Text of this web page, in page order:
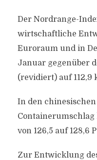
Der Nordrange-
wirtschaftliche
Euroraum und in
Januar gegenüber
(revidiert) auf 112,9
In den
von 126,5 auf 128,6
Zur Entwicklung